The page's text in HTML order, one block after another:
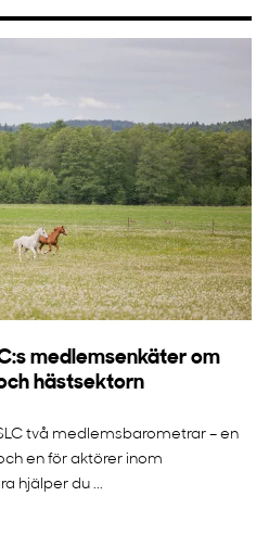
medlemsenkäter om
hästsektorn
två medlemsbarometrar – en
en för aktörer inom
hjälper du ...